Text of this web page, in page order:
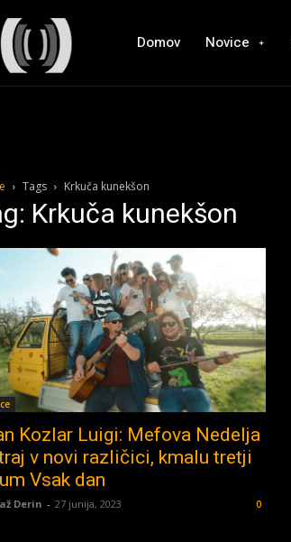
Domov Novice
Tags Krkuča kunekšon
Krkuča kunekšon
Kozlar Luigi: Mefova Nedelja
v novi različici, kmalu tretji
Vsak dan
Derin - 27 junija, 2023 0